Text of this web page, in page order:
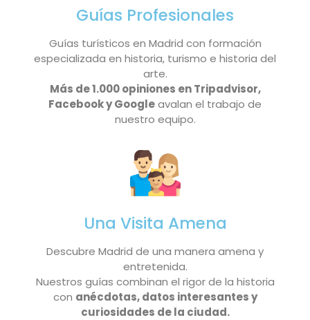
Guías Profesionales
Guías turísticos en Madrid con formación
especializada en historia, turismo e historia del
arte.
Más de 1.000 opiniones en Tripadvisor,
Facebook y Googleavalan el trabajo de
nuestro equipo.
Una Visita Amena
Descubre Madrid de una manera amena y
entretenida.
Nuestros guías combinan el rigor de la historia
con anécdotas, datos interesantes y
curiosidades de la ciudad.